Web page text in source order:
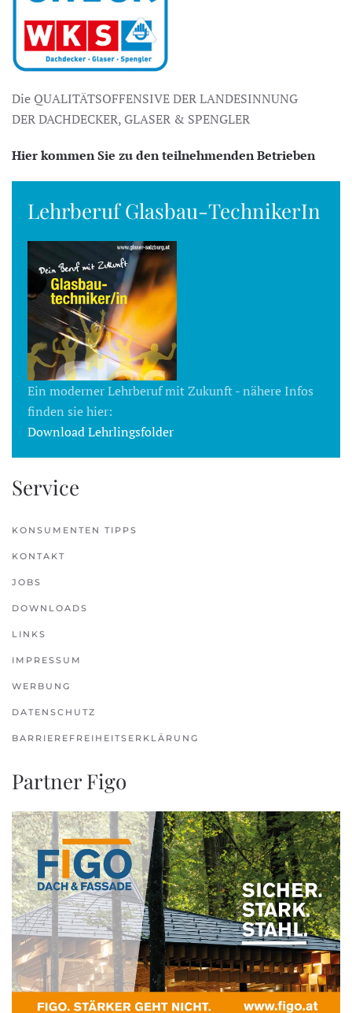
Die QUALITÄTSOFFENSIVE DER LANDESINNUNG
DER DACHDECKER, GLASER & SPENGLER
Hier kommen Sie zu den teilnehmenden Betrieben
Lehrberuf Glasbau-TechnikerIn
Ein moderner Lehrberuf mit Zukunft - nähere Infos
finden sie hier:
Download Lehrlingsfolder
Service
KONSUMENTEN TIPPS
KONTAKT
JOBS
DOWNLOADS
LINKS
IMPRESSUM
WERBUNG
DATENSCHUTZ
BARRIEREFREIHEITSERKLÄRUNG
Partner Figo